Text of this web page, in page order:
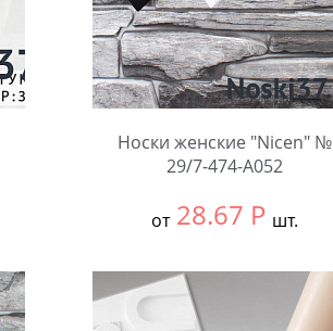
Носки женские "Nicen" №
29/7-474-A052
от 28.67 Р шт.
В упаковке: